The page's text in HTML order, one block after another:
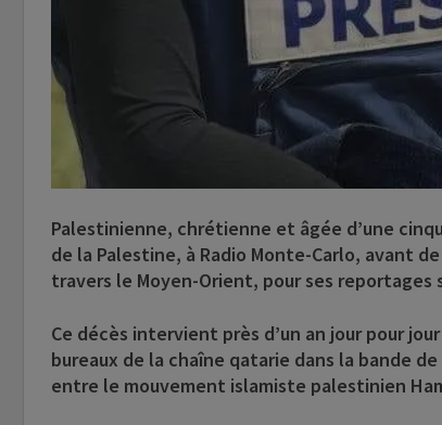
Palestinienne, chrétienne et âgée d’une
de la Palestine, à Radio Monte-Carlo, avant
travers le Moyen-Orient, pour ses
Ce décès intervient près d’un an jour pour
bureaux de la chaîne qatarie dans la bande
entre le mouvement islamiste palestinien